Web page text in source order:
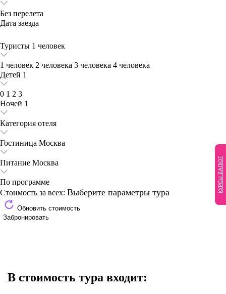
Без перелета
Дата заезда
Туристы 1 человек
1 человек 2 человека 3 человека 4 человека
Детей 1
0 1 2 3
Ночей 1
Категория отеля
Гостиница Москва
Питание Москва
По программе
Стоимость за всех: Выберите параметры тура
Обновить стоимость
Забронировать
В стоимость тура входит:
КУРСЫ ВАЛЮТ